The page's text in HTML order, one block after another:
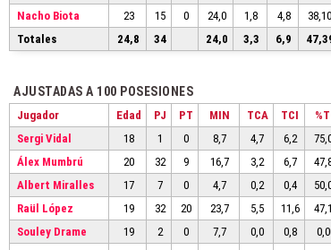
Nacho Biota
23 15 0 24,0 1,8 4,8 38,10
Totales
24,8 34 24,0 3,3 6,9
AJUSTADAS A 100 POSESIONES
Jugador Edad PJ PT MIN TCA TCI
Sergi Vidal
18 1 0 8,7 4,7 6,2
Álex Mumbrú
20 32 9 16,7 3,2 6,7
Albert Miralles
17 7 0 4,7 0,2 0,4
Raül López
19 32 20 23,7 5,5 11,6
Souley Drame
19 2 0 7,7 0,0 0,8